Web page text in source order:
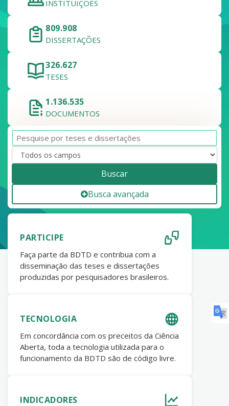
INSTITUIÇÕES
809.908
DISSERTAÇÕES
326.627
TESES
1.136.535
DOCUMENTOS
Buscar
Busca avançada
PARTICIPE
Faça parte da BDTD e contribua com a
disseminação das teses e dissertações
produzidas por pesquisadores brasileiros.
TECNOLOGIA
Em concordância com os preceitos da Ciência
Aberta, toda a tecnologia utilizada para o
funcionamento da BDTD são de código livre.
INDICADORES